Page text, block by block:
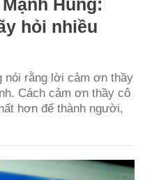
Hùng:
hỏi nhiều
nói rằng lời cảm ơn thầy
Cách cảm ơn thầy cô
hơn để thành người,